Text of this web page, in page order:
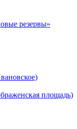
резервы»
площадь)